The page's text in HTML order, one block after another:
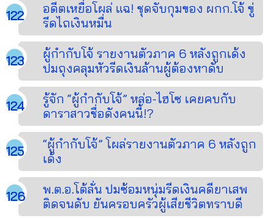
อดีตเหยื่อโผล่ แฉ! ชุดจับกุมของ ผกก.โจ้ ขู่
รีดไถเงินหมื่น
ผู้กำกับโจ้ รายงานตัวภาค 6 หลังถูกเด้ง
ปมถุงคลุมหัวรีดเงินล้านผู้ต้องหาดับ
รู้จัก “ผู้กำกับโจ้” หล่อ-ไฮโซ เคยคบกับ
ดาราสาวชื่อดังคนนี้!?
“ผู้กำกับโจ้” โผล่รายงานตัวภาค 6 หลังถูก
เด้ง
พ.ต.อ.โต้ลั่น ปมซ้อมหนุ่มรีดเงินคดียาเสพ
ติดจนดับ ยันครอบครัวผู้เสียชีวิตทราบดี